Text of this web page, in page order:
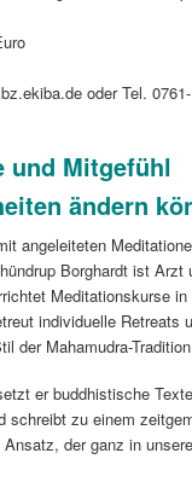
oder Tel.
und Mitgefühl
ändern
angeleiteten
Borghardt ist Arzt
Meditationskurse
individuelle Retreats
der Mahamudra-
er buddhistische
schreibt zu einem
der ganz in